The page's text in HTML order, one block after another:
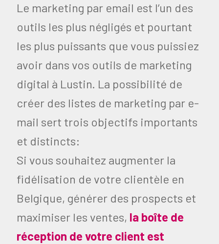
Le marketing par email est l’un des
outils les plus négligés et pourtant
les plus puissants que vous puissiez
avoir dans vos outils de marketing
digital à Lustin. La possibilité de
créer des listes de marketing par e-
mail sert trois objectifs importants
et distincts:
Si vous souhaitez augmenter la
fidélisation de votre clientèle en
Belgique, générer des prospects et
maximiser les ventes, la boîte de
réception de votre client est